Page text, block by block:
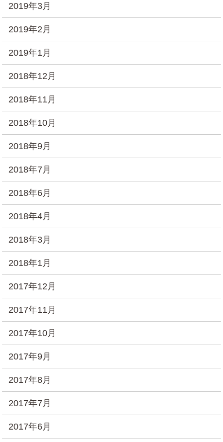
2019年3月
2019年2月
2019年1月
2018年12月
2018年11月
2018年10月
2018年9月
2018年7月
2018年6月
2018年4月
2018年3月
2018年1月
2017年12月
2017年11月
2017年10月
2017年9月
2017年8月
2017年7月
2017年6月